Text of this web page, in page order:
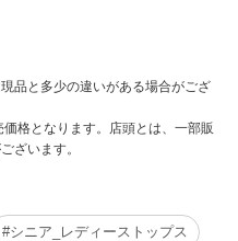
品と多少の違いがある場合がござ
格となります。店頭とは、一部販
ざいます。
#シニア_レディーストップス